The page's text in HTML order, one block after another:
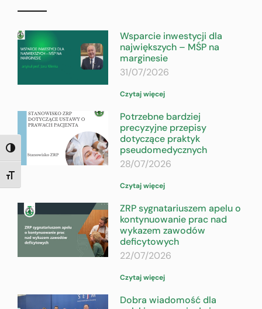
TOGGLE HIGH CONTRAST
TOGGLE FONT SIZE
Wsparcie inwestycji dla
największych – MŚP na
marginesie
31/07/2026
Czytaj więcej
Potrzebne bardziej
precyzyjne przepisy
dotyczące praktyk
pseudomedycznych
28/07/2026
Czytaj więcej
ZRP sygnatariuszem apelu o
kontynuowanie prac nad
wykazem zawodów
deficytowych
22/07/2026
Czytaj więcej
Dobra wiadomość dla